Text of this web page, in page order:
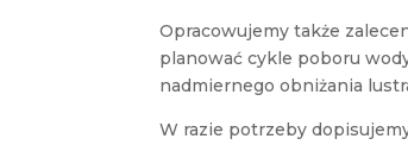
Opracowujemy także
planować cykle poboru
nadmiernego obniżania
W razie potrzeby